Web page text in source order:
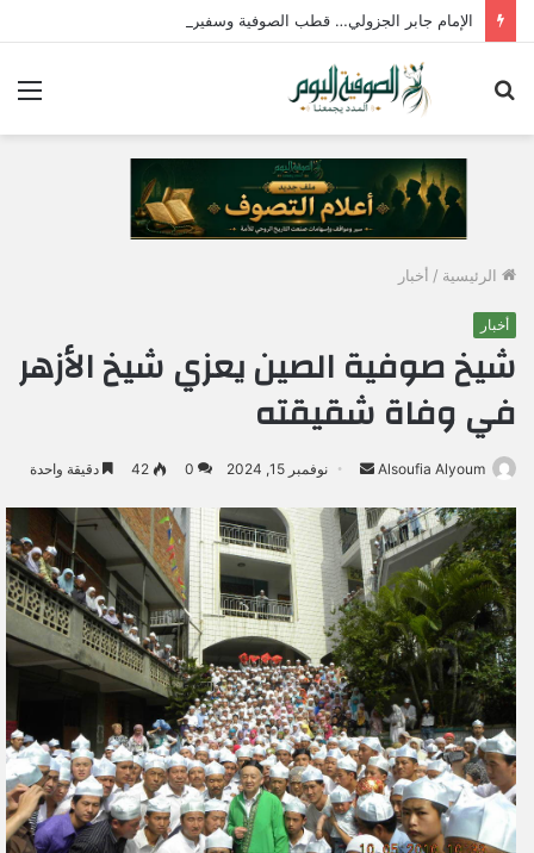
الإمام جابر الجزولي… قطب الصوفية وسفير الحب الإلهي في مصر
الرئيسية / أخبار
أخبار
شيخ صوفية الصين يعزي شيخ الأزهر
في وفاة شقيقته
Alsoufia Alyoum
س
ل
ب
ر
ي
د
ا
إ
ل
ك
ت
ر
نوفمبر 15, 2024 0
42 دقيقة واحدة